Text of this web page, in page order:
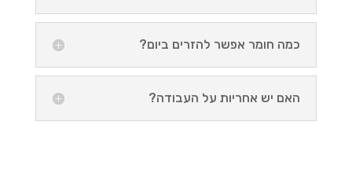
כמה חומר אפשר להזרים ביום?
האם יש אחריות על העבודה?